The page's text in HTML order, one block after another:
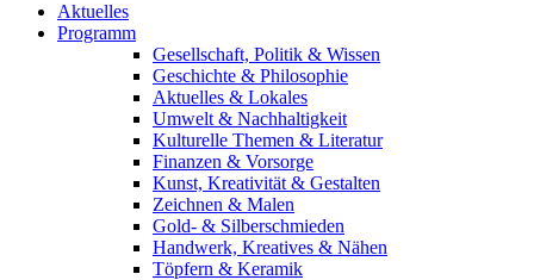
Aktuelles
Programm
Gesellschaft, Politik & Wissen
Geschichte & Philosophie
Aktuelles & Lokales
Umwelt & Nachhaltigkeit
Kulturelle Themen & Literatur
Finanzen & Vorsorge
Kunst, Kreativität & Gestalten
Zeichnen & Malen
Gold- & Silberschmieden
Handwerk, Kreatives & Nähen
Töpfern & Keramik